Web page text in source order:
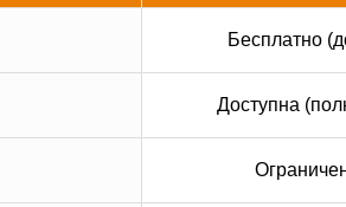
Бесплатно
Доступна